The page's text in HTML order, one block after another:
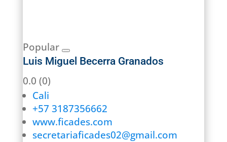
Popular
Luis Miguel Becerra Granados
0.0 (0)
Cali
+57 3187356662
www.ficades.com
secretariaficades02@gmail.com